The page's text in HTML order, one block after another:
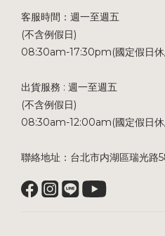
客服時間：週一至週五
(不含例假日)
08:30am-17:30pm(國定假日休
出貨服務 : 週一至週五
(不含例假日)
08:30am-12:00am(國定假日休
聯絡地址：台北市内湖區瑞光路